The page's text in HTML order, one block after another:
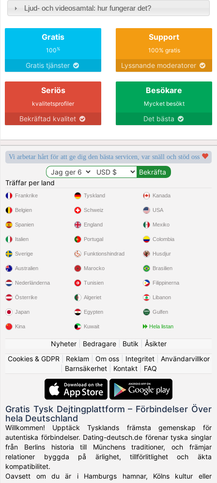
Ljud- och videosamtal: hur fungerar det?
Gratis
100%
Gratis tjänster
Support
100% gratis
Lyssnande moderatorer
Seriös
kvalitetsprofiler
Bekräftad kvalitet
Besökare
Mycket besökt
Det bästa
Vi arbetar hårt för att ge dig den bästa servicen, var snäll och stöd oss
Träffar per land
Frankrike
Belgien
Spanien
Italien
Sverige
Tyskland
Schweiz
England
Portugal
Funktionshindrad
Kanada
USA
Mexiko
Colombia
Husdjur
Australien
Nederländerna
Österrike
Japan
Kina
Marocko
Tunisien
Algeriet
Egypten
Kuwait
Brasilien
Filippinerna
Libanon
Gulfen
Hela listan
Nyheter| Bedragare| Butik
Åsikter
Cookies & GDPR
Reklam Om oss| Integritet| Användarvillkor
Barnsäkerhet| Kontakt| FAQ
Gratis Tysk Dejtingplattform – Förbindelser Över
hela Deutschland
Willkommen! Upptäck Tysklands främsta gemenskap för
autentiska förbindelser. Dating-deutsch.de förenar tyska singlar
från Berlins historia till Münchens traditioner, och främjar
relationer byggda på ärlighet, tillförlitlighet och äkta
kompatibilitet.
Oavsett om du är i Hamburgs hamnar, Kölns kultur eller